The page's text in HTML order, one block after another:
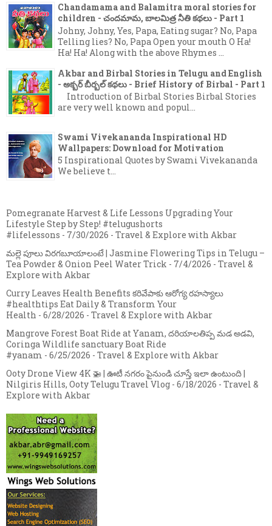
Chandamama and Balamitra moral stories for
children - చందమామ, బాలమిత్ర నీతి కథలు - Part 1
Johny, Johny, Yes, Papa, Eating sugar? No, Papa
Telling lies? No, Papa Open your mouth O Ha!
Ha! Ha! Along with the above Rhymes ...
Akbar and Birbal Stories in Telugu and English
- అక్బర్ బీర్బల్ కథలు - Brief History of Birbal - Part 1
Introduction of Birbal Stories Birbal Stories
are very well known and popul...
Swami Vivekananda Inspirational HD
Wallpapers: Download for Motivation
5 Inspirational Quotes by Swami Vivekananda
We believe t...
Pomegranate Harvest & Life Lessons Upgrading Your
Lifestyle Step by Step! #telugushorts
#lifelessons - 7/30/2026 - Travel & Explore with Akbar
మల్లె పూలు విరగబూయాలంటే | Jasmine Flowering Tips in Telugu –
Tea Powder & Onion Peel Water Trick - 7/4/2026 - Travel &
Explore with Akbar
Curry Leaves Health Benefits కరివేపాకు ఆరోగ్య రహస్యాలు
#healthtips Eat Daily & Transform Your
Health - 6/28/2026 - Travel & Explore with Akbar
Mangrove Forest Boat Ride at Yanam, దరియాలతిప్ప మడ అడవి,
Coringa Wildlife sanctuary Boat Ride
#yanam - 6/25/2026 - Travel & Explore with Akbar
Ooty Drone View 4K 🚁 | ఊటీ నగరం పైనుండి చూస్తే ఇలా ఉంటుంది |
Nilgiris Hills, Ooty Telugu Travel Vlog - 6/18/2026 - Travel &
Explore with Akbar